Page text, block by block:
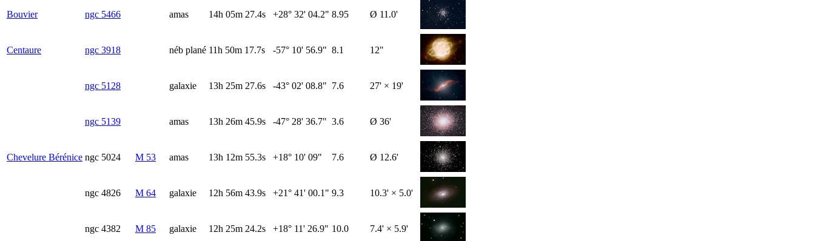
Bouvier ngc 5466 amas 14h 05m 27.4s +28° 32' 04.2" 8.95 Ø 11.0'
Centaure ngc 3918 néb plané 11h 50m 17.7s -57° 10' 56.9" 8.1 12"
ngc 5128 galaxie 13h 25m 27.6s -43° 02' 08.8" 7.6 27' × 19'
ngc 5139 amas 13h 26m 45.9s -47° 28' 36.7" 3.6 Ø 36'
Chevelure Bérénice ngc 5024 M 53 amas 13h 12m 55.3s +18° 10' 09" 7.6 Ø 12.6'
ngc 4826 M 64 galaxie 12h 56m 43.9s +21° 41' 00.1" 9.3 10.3' × 5.0'
ngc 4382 M 85 galaxie 12h 25m 24.2s +18° 11' 26.9" 10.0 7.4' × 5.9'